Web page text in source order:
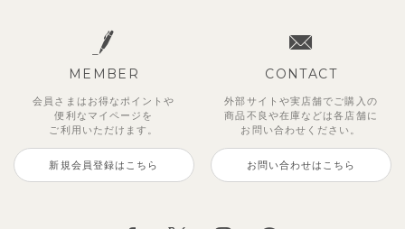
MEMBER
会員さまはお得なポイントや
便利な マイページを
ご利用いただけます。
新規会員登録はこちら
CONTACT
外部サイトや実店舗でご購入の
商品不良や在庫などは各店舗に
お問い合わせください。
お問い合わせはこちら